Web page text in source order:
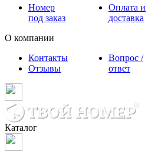
Номер
под заказ
Оплата и
доставка
О компании
Контакты
Отзывы
Вопрос /
ответ
Каталог